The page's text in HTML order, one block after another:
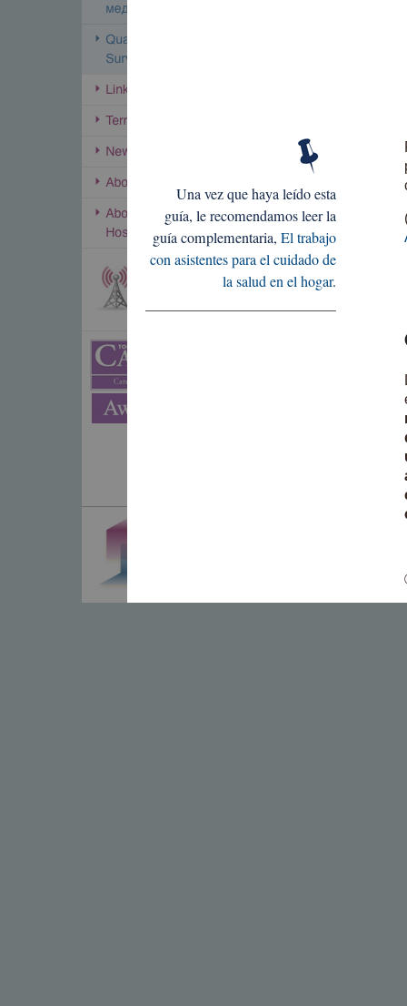
Una vez que haya leído esta
guía, le recomendamos leer la
guía complementaria, El trabajo
con asistentes para el cuidado de
la salud en el hogar.